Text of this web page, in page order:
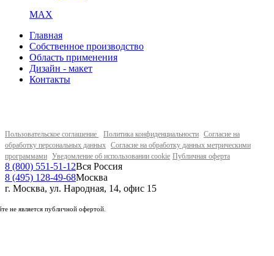
MAX
Главная
Собственное производство
Область применения
Дизайн - макет
Контакты
Пользовательское соглашение Политика конфиденциальности Согласие на
обработку персональных данных Согласие на обработку данных метрическими
программами Уведомление об использовании cookie Публичная оферта
8 (800) 551-51-12Вся Россия
8 (495) 128-49-68Москва
г. Москва, ул. Народная, 14, офис 15
не является публичной офертой.